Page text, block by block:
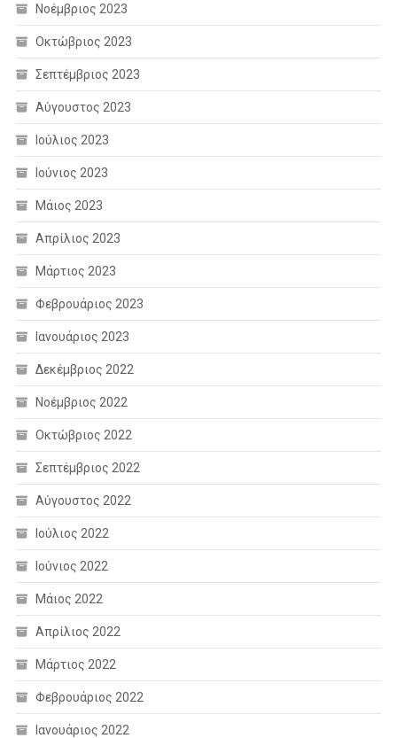
Νοέμβριος 2023
Οκτώβριος 2023
Σεπτέμβριος 2023
Αύγουστος 2023
Ιούλιος 2023
Ιούνιος 2023
Μάιος 2023
Απρίλιος 2023
Μάρτιος 2023
Φεβρουάριος 2023
Ιανουάριος 2023
Δεκέμβριος 2022
Νοέμβριος 2022
Οκτώβριος 2022
Σεπτέμβριος 2022
Αύγουστος 2022
Ιούλιος 2022
Ιούνιος 2022
Μάιος 2022
Απρίλιος 2022
Μάρτιος 2022
Φεβρουάριος 2022
Ιανουάριος 2022